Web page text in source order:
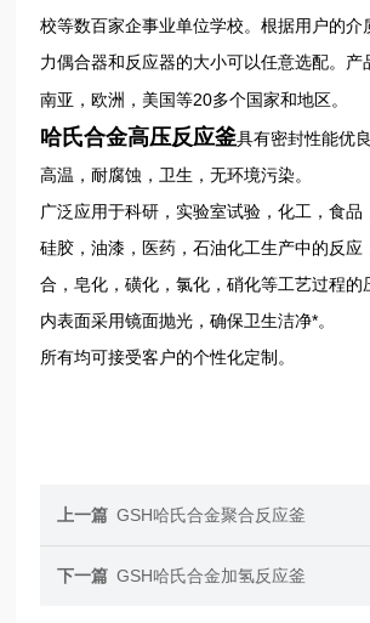
校等数百家企事业单位学校。根据用户的介
力偶合器和反应器的大小可以任意选配。产
南亚，欧洲，美国等20多个国家和地区。
哈氏合金高压反应釜具有密封性能优
高温，耐腐蚀，卫生，无环境污染。
广泛应用于科研，实验室试验，化工，食品
硅胶，油漆，医药，石油化工生产中的反应
合，皂化，磺化，氯化，硝化等工艺过程的
内表面采用镜面抛光，确保卫生洁净*。
所有均可接受客户的个性化定制。
上一篇 GSH哈氏合金聚合反应釜
下一篇 GSH哈氏合金加氢反应釜